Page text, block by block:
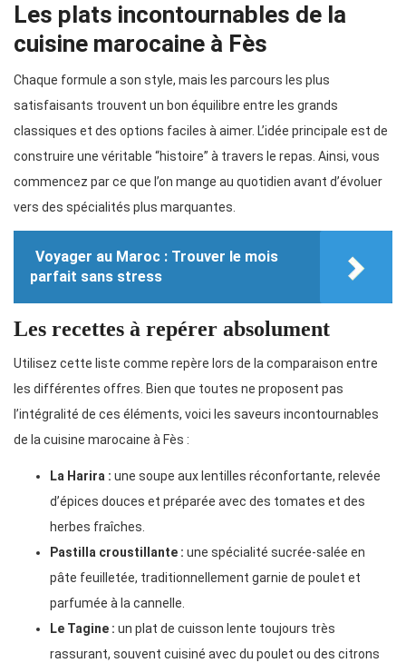
Les plats incontournables de la
cuisine marocaine à Fès
Chaque formule a son style, mais les parcours les plus
satisfaisants trouvent un bon équilibre entre les grands
classiques et des options faciles à aimer. L’idée principale est de
construire une véritable “histoire” à travers le repas. Ainsi, vous
commencez par ce que l’on mange au quotidien avant d’évoluer
vers des spécialités plus marquantes.
Voyager au Maroc : Trouver le mois
parfait sans stress
Les recettes à repérer absolument
Utilisez cette liste comme repère lors de la comparaison entre
les différentes offres. Bien que toutes ne proposent pas
l’intégralité de ces éléments, voici les saveurs incontournables
de la cuisine marocaine à Fès :
La Harira : une soupe aux lentilles réconfortante, relevée
d’épices douces et préparée avec des tomates et des
herbes fraîches.
Pastilla croustillante : une spécialité sucrée-salée en
pâte feuilletée, traditionnellement garnie de poulet et
parfumée à la cannelle.
Le Tagine : un plat de cuisson lente toujours très
rassurant, souvent cuisiné avec du poulet ou des citrons